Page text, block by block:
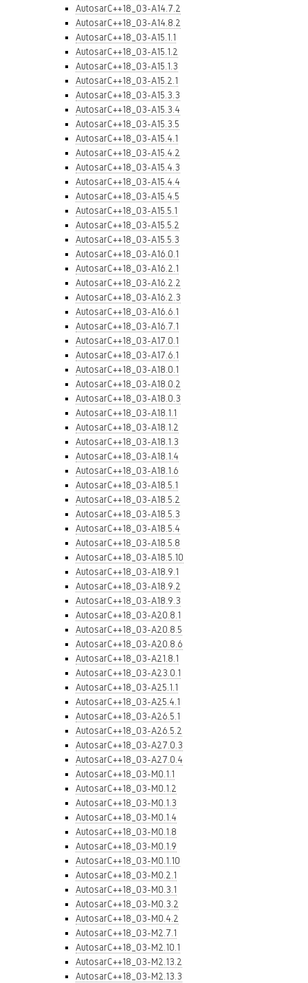
AutosarC++18_03-A14.7.2
AutosarC++18_03-A14.8.2
AutosarC++18_03-A15.1.1
AutosarC++18_03-A15.1.2
AutosarC++18_03-A15.1.3
AutosarC++18_03-A15.2.1
AutosarC++18_03-A15.3.3
AutosarC++18_03-A15.3.4
AutosarC++18_03-A15.3.5
AutosarC++18_03-A15.4.1
AutosarC++18_03-A15.4.2
AutosarC++18_03-A15.4.3
AutosarC++18_03-A15.4.4
AutosarC++18_03-A15.4.5
AutosarC++18_03-A15.5.1
AutosarC++18_03-A15.5.2
AutosarC++18_03-A15.5.3
AutosarC++18_03-A16.0.1
AutosarC++18_03-A16.2.1
AutosarC++18_03-A16.2.2
AutosarC++18_03-A16.2.3
AutosarC++18_03-A16.6.1
AutosarC++18_03-A16.7.1
AutosarC++18_03-A17.0.1
AutosarC++18_03-A17.6.1
AutosarC++18_03-A18.0.1
AutosarC++18_03-A18.0.2
AutosarC++18_03-A18.0.3
AutosarC++18_03-A18.1.1
AutosarC++18_03-A18.1.2
AutosarC++18_03-A18.1.3
AutosarC++18_03-A18.1.4
AutosarC++18_03-A18.1.6
AutosarC++18_03-A18.5.1
AutosarC++18_03-A18.5.2
AutosarC++18_03-A18.5.3
AutosarC++18_03-A18.5.4
AutosarC++18_03-A18.5.8
AutosarC++18_03-A18.5.10
AutosarC++18_03-A18.9.1
AutosarC++18_03-A18.9.2
AutosarC++18_03-A18.9.3
AutosarC++18_03-A20.8.1
AutosarC++18_03-A20.8.5
AutosarC++18_03-A20.8.6
AutosarC++18_03-A21.8.1
AutosarC++18_03-A23.0.1
AutosarC++18_03-A25.1.1
AutosarC++18_03-A25.4.1
AutosarC++18_03-A26.5.1
AutosarC++18_03-A26.5.2
AutosarC++18_03-A27.0.3
AutosarC++18_03-A27.0.4
AutosarC++18_03-M0.1.1
AutosarC++18_03-M0.1.2
AutosarC++18_03-M0.1.3
AutosarC++18_03-M0.1.4
AutosarC++18_03-M0.1.8
AutosarC++18_03-M0.1.9
AutosarC++18_03-M0.1.10
AutosarC++18_03-M0.2.1
AutosarC++18_03-M0.3.1
AutosarC++18_03-M0.3.2
AutosarC++18_03-M0.4.2
AutosarC++18_03-M2.7.1
AutosarC++18_03-M2.10.1
AutosarC++18_03-M2.13.2
AutosarC++18_03-M2.13.3